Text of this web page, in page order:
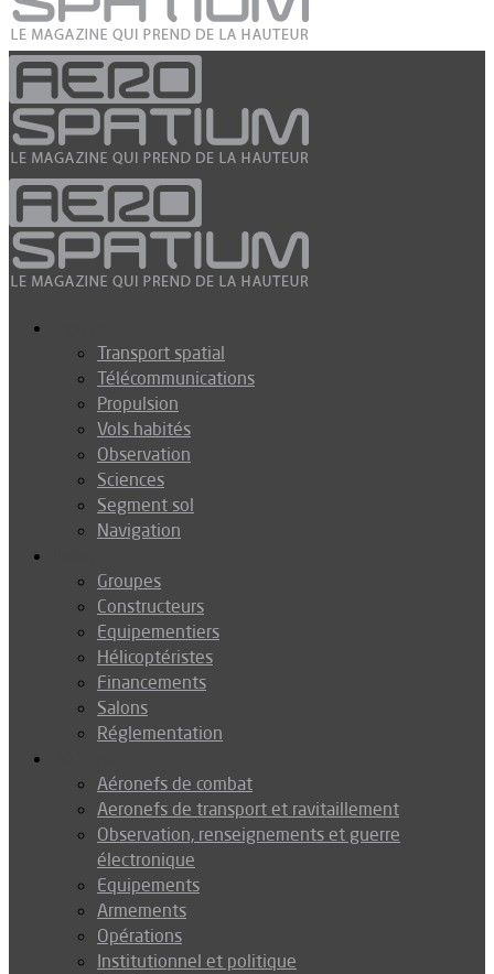
Transport spatial
Télécommunications
Propulsion
Vols habités
Observation
Sciences
Segment sol
Navigation
Groupes
Constructeurs
Equipementiers
Hélicoptéristes
Financements
Salons
Réglementation
Aéronefs de combat
Aeronefs de transport et ravitaillement
Observation, renseignements et guerre
électronique
Equipements
Armements
Opérations
Institutionnel et politique